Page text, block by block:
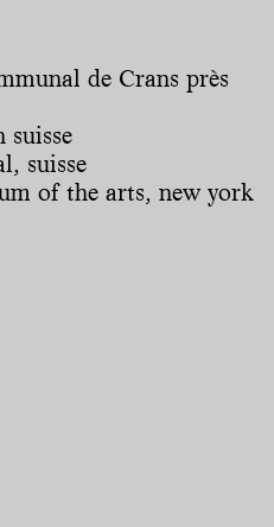
de Crans près
suisse
suisse
of the arts, new york